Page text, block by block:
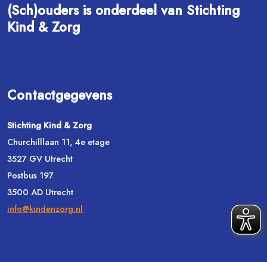
(Sch)ouders is onderdeel van Stichting
Kind & Zorg
Contactgegevens
Stichting Kind & Zorg
Churchilllaan 11, 4e etage
3527 GV Utrecht
Postbus 197
3500 AD Utrecht
info@kindenzorg.nl